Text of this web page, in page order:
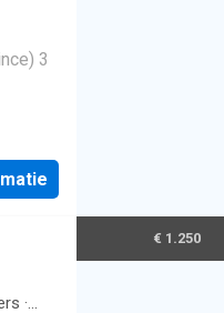
3
·
€ 1.250